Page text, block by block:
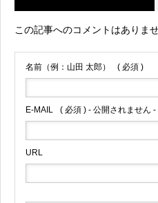
この記事へのコメントはありませ
名前（例：山田 太郎） ( 必須 )
E-MAIL ( 必須 ) - 公開されません -
URL